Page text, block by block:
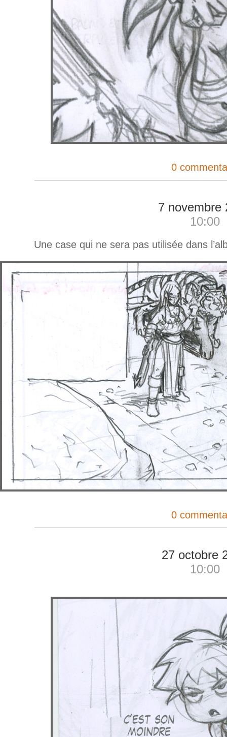
0
7 novembre
10:00
Une case qui ne sera pas utilisée dans
0
27 octobre
10:00